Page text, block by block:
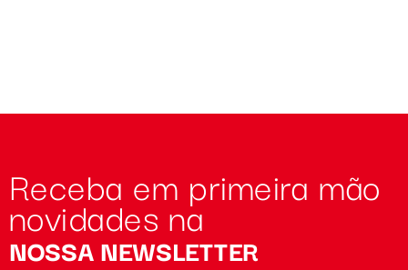
Receba em primeira mão
novidades na
NOSSA NEWSLETTER